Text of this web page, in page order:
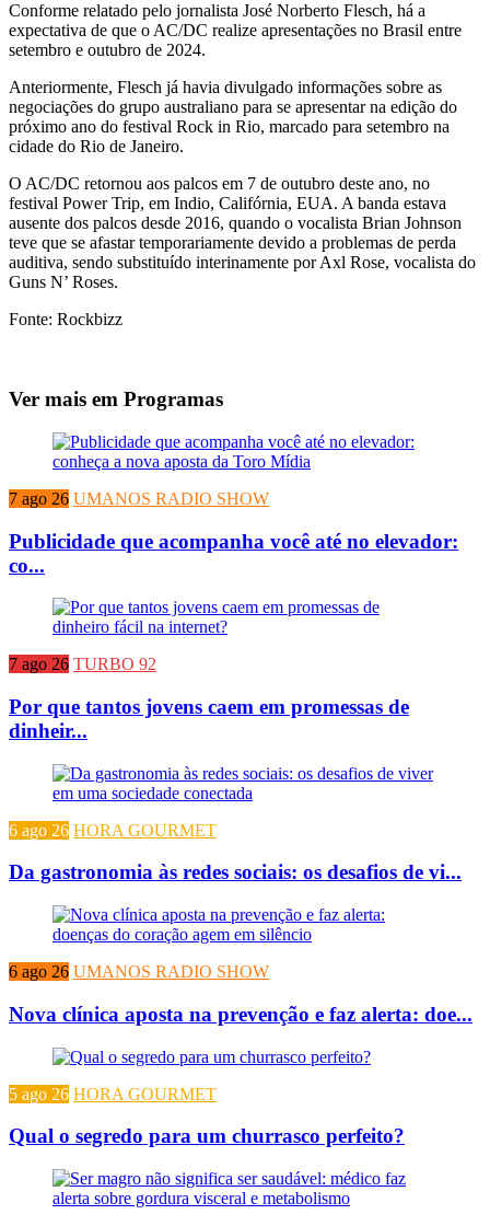
Conforme relatado pelo jornalista José Norberto Flesch, há a
expectativa de que o AC/DC realize apresentações no Brasil entre
setembro e outubro de 2024.
Anteriormente, Flesch já havia divulgado informações sobre as
negociações do grupo australiano para se apresentar na edição do
próximo ano do festival Rock in Rio, marcado para setembro na
cidade do Rio de Janeiro.
O AC/DC retornou aos palcos em 7 de outubro deste ano, no
festival Power Trip, em Indio, Califórnia, EUA. A banda estava
ausente dos palcos desde 2016, quando o vocalista Brian Johnson
teve que se afastar temporariamente devido a problemas de perda
auditiva, sendo substituído interinamente por Axl Rose, vocalista do
Guns N’ Roses.
Fonte: Rockbizz
Ver mais em Programas
7 ago 26 UMANOS RADIO SHOW
Publicidade que acompanha você até no elevador:
co...
7 ago 26 TURBO 92
Por que tantos jovens caem em promessas de
dinheir...
6 ago 26 HORA GOURMET
Da gastronomia às redes sociais: os desafios de vi...
6 ago 26 UMANOS RADIO SHOW
Nova clínica aposta na prevenção e faz alerta: doe...
5 ago 26 HORA GOURMET
Qual o segredo para um churrasco perfeito?